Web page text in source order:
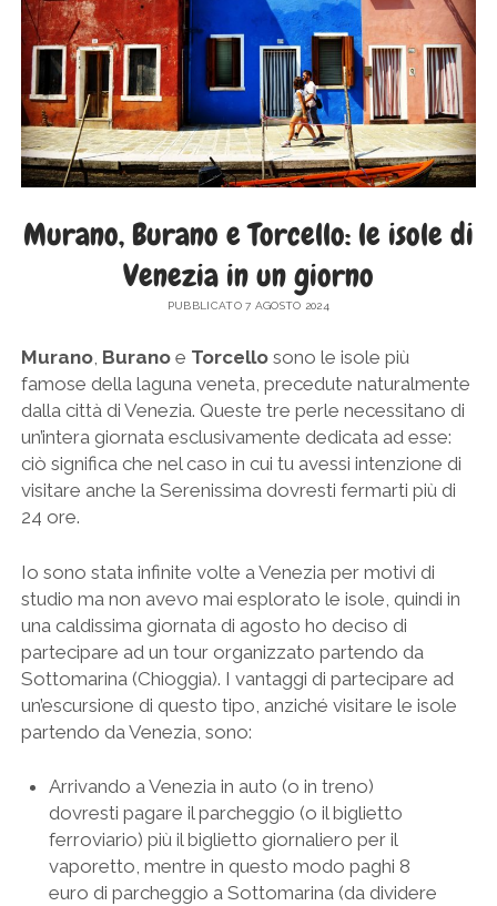
SICILIA
TOSCANA
UMBRIA
VENETO
GERMANIA
GRECIA
PAESI BASSI
REPUBBLICA DI SAN MARINO
SLOVACCHIA
SPAGNA
SVEZIA
UNGHERIA
twitter facebookinstagram
pinterestyoutubeemail
Murano, Burano e Torcello: le isole di
Venezia in un giorno
PUBBLICATO 7 AGOSTO 2024
Murano, Buranoe Torcellosono le isole più
famose della laguna veneta, precedute naturalmente
dalla città di Venezia. Queste tre perle necessitano di
un’intera giornata esclusivamente dedicata ad esse:
ciò significa che nel caso in cui tu avessi intenzione di
visitare anche la Serenissima dovresti fermarti più di
24 ore.
Io sono stata infinite volte a Venezia per motivi di
studio ma non avevo mai esplorato le isole, quindi in
una caldissima giornata di agosto ho deciso di
partecipare ad un tour organizzato partendo da
Sottomarina (Chioggia). I vantaggi di partecipare ad
un’escursione di questo tipo, anziché visitare le isole
partendo da Venezia, sono:
Arrivando a Venezia in auto (o in treno)
dovresti pagare il parcheggio (o il biglietto
ferroviario) più il biglietto giornaliero per il
vaporetto, mentre in questo modo paghi 8
euro di parcheggio a Sottomarina (da dividere